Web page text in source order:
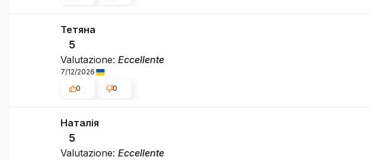
Тетяна
5
Valutazione: Eccellente
7/12/2026
0
0
Наталія
5
Valutazione: Eccellente